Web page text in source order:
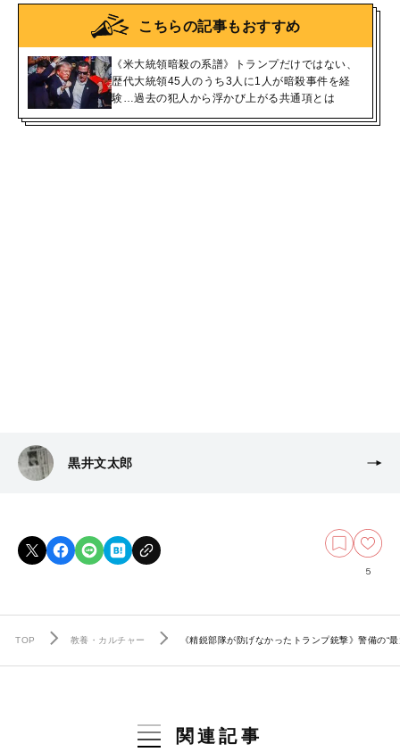
こちらの記事もおすすめ
《米大統領暗殺の系譜》トランプだけではない、
歴代大統領45人のうち3人に1人が暗殺事件を経
験…過去の犯人から浮かび上がる共通項とは
黒井文太郎
5
TOP 教養・カルチャー 《精鋭部隊が防げなかったトランプ銃撃》警備の
関連記事